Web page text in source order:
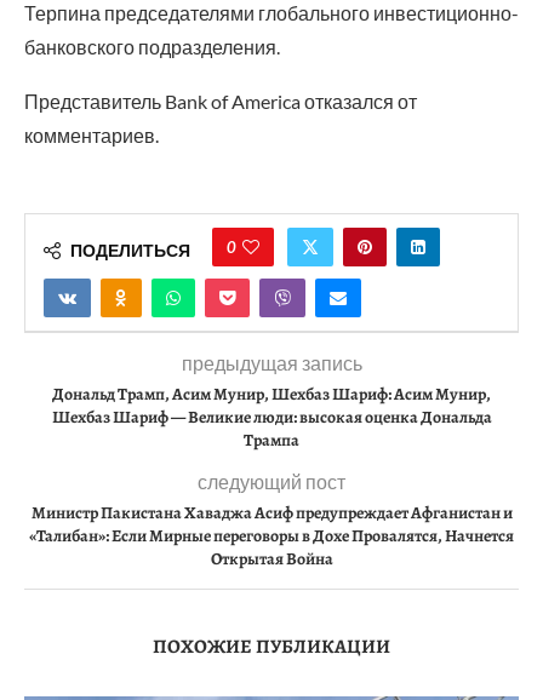
Терпина председателями глобального инвестиционно-
банковского подразделения.
Представитель Bank of America отказался от
комментариев.
ПОДЕЛИТЬСЯ 0
предыдущая запись
Дональд Трамп, Асим Мунир, Шехбаз Шариф: Асим Мунир,
Шехбаз Шариф — Великие люди: высокая оценка Дональда
Трампа
следующий пост
Министр Пакистана Хаваджа Асиф предупреждает Афганистан и
«Талибан»: Если Мирные переговоры в Дохе Провалятся, Начнется
Открытая Война
ПОХОЖИЕ ПУБЛИКАЦИИ